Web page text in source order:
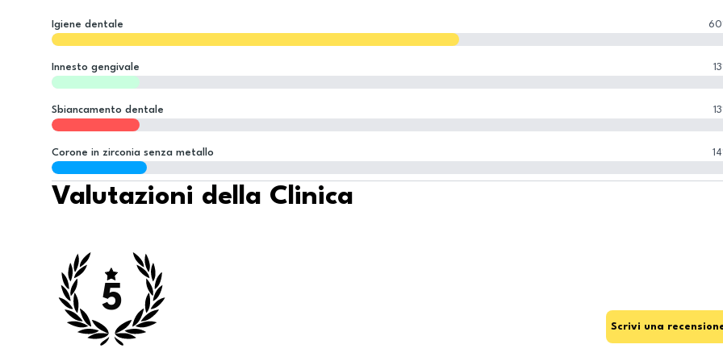
Igiene dentale 60
Innesto gengivale 13
Sbiancamento dentale 13
Corone in zirconia senza metallo 14
Valutazioni della Clinica
5
Scrivi una